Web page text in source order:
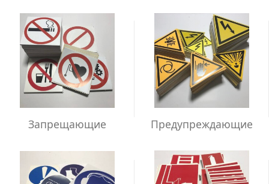
Запрещающие Предупреждающие